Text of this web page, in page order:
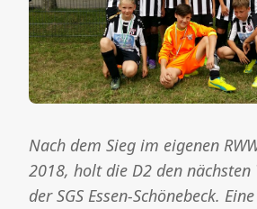
Nach dem Sieg im eigenen
2018, holt die D2 den nächsten
der SGS Essen-Schönebeck.